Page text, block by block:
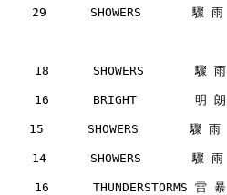
29      SHOWERS       驟 雨
18      SHOWERS       驟 雨
16      BRIGHT        明 朗
15      SHOWERS       驟 雨
SHOWERS       驟 雨
THUNDERSTORMS 雷 暴